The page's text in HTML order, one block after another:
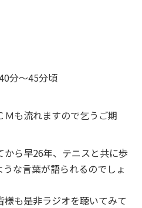
分～45分頃
も流れますので乞うご期
から早26年、テニスと共に歩
な言葉が語られるのでしょ
も是非ラジオを聴いてみて